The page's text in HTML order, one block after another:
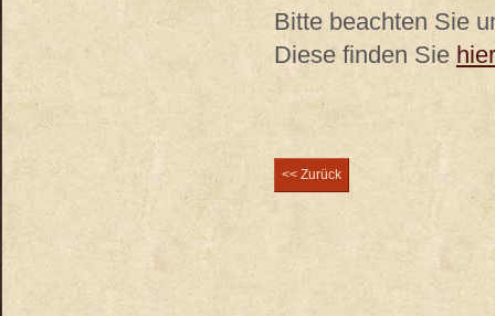
Bitte beachten Sie
Diese finden Sie
<< Zurück